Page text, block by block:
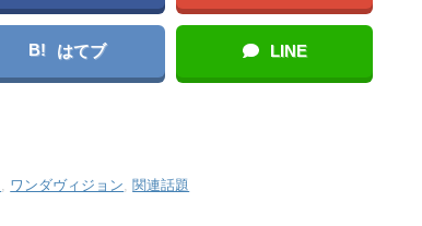
B! はてブ LINE
ワンダヴィジョン 関連話題